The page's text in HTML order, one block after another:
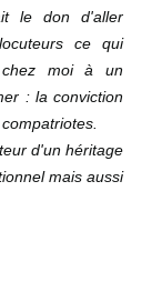
le don d'aller
ce qui
chez moi à un
: la conviction
d'un héritage
mais aussi